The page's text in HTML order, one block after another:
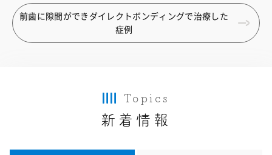
前歯に隙間ができダイレクトボンディングで治療した
症例
Topics
新着情報